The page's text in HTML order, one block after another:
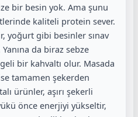
bir besin yok. Ama şunu
kaliteli protein sever.
yoğurt gibi besinler sınav
da biraz sebze
bir kahvaltı olur. Masada
tamamen şekerden
ürünler, aşırı şekerli
önce enerjiyi yükseltir,